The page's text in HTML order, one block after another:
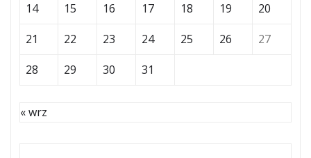
14
15 16 17 18 19
20
21
22 23 24 25 26
27
28
29 30 31
« wrz